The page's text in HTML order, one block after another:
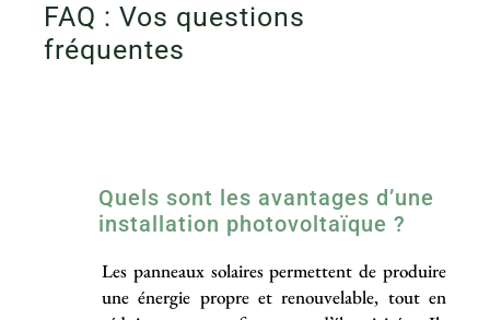
FAQ : Vos questions
fréquentes
Quels sont les avantages d’une
installation photovoltaïque ?
Les panneaux solaires permettent de produire
une énergie propre et renouvelable, tout en